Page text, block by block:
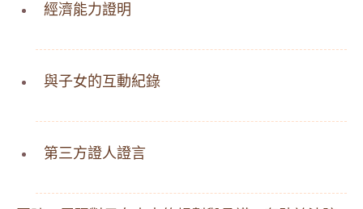
經濟能力證明
與子女的互動紀錄
第三方證人證言​